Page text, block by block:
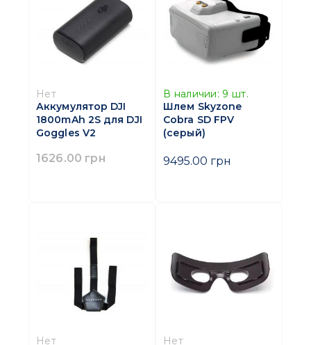
Нет
Аккумулятор DJI
1800mAh 2S для DJI
Goggles V2
1626.00 грн
В наличии: 9 шт.
Шлем Skyzone
Cobra SD FPV
(серый)
9495.00 грн
Нет
Нет